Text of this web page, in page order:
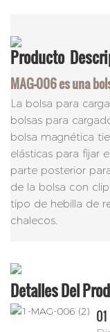
Producto
MAG-006 es una
La bolsa para
bolsas para
bolsa magnética
elásticas para fijar
parte posterior
de la bolsa con
tipo de hebilla de
chalecos.
Detalles Del
01